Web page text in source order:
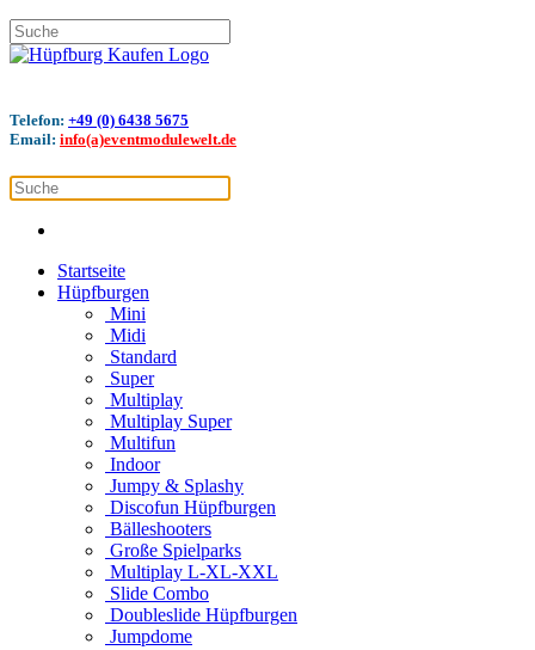
Telefon: +49 (0) 6438 5675
Email: info(a)eventmodulewelt.de
Startseite
Hüpfburgen
Mini
Midi
Standard
Super
Multiplay
Multiplay Super
Multifun
Indoor
Jumpy & Splashy
Discofun Hüpfburgen
Bälleshooters
Große Spielparks
Multiplay L-XL-XXL
Slide Combo
Doubleslide Hüpfburgen
Jumpdome